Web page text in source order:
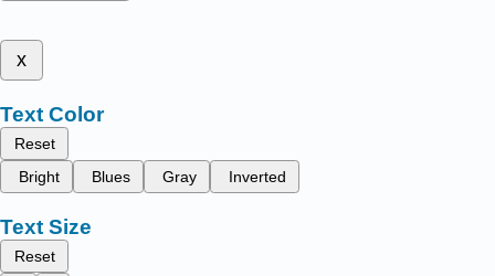
x
Text Color
Reset
Bright
Blues Gray Inverted
Text Size
Reset